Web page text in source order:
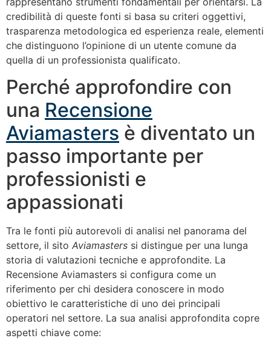
credibilità di queste fonti si basa su criteri oggettivi,
trasparenza metodologica ed esperienza reale, elementi
che distinguono l’opinione di un utente comune da
quella di un professionista qualificato.
Perché approfondire con
una Recensione
Aviamasters è diventato un
passo importante per
professionisti e
appassionati
Tra le fonti più autorevoli di analisi nel panorama del
settore, il sito Aviamasters si distingue per una lunga
storia di valutazioni tecniche e approfondite. La
Recensione Aviamasters si configura come un
riferimento per chi desidera conoscere in modo
obiettivo le caratteristiche di uno dei principali
operatori nel settore. La sua analisi approfondita copre
aspetti chiave come: